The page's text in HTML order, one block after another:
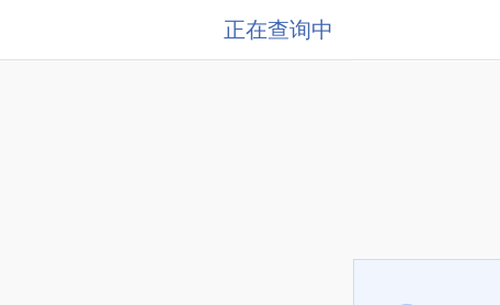
正在查询中